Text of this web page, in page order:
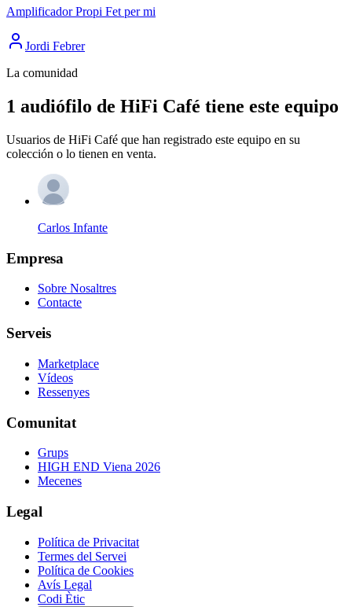
Amplificador Propi Fet per mi
Jordi Febrer
La comunidad
1 audiófilo de HiFi Café tiene este equipo
Usuarios de HiFi Café que han registrado este equipo en su
colección o lo tienen en venta.
Carlos Infante
Empresa
Sobre Nosaltres
Contacte
Serveis
Marketplace
Vídeos
Ressenyes
Comunitat
Grups
HIGH END Viena 2026
Mecenes
Legal
Política de Privacitat
Termes del Servei
Política de Cookies
Avís Legal
Codi Ètic